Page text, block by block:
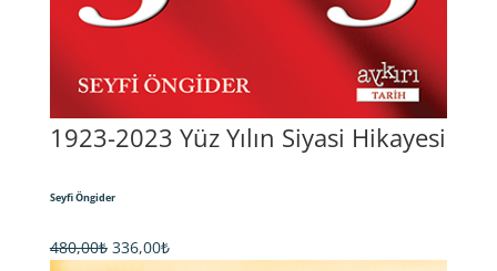
1923-2023 Yüz Yılın Siyasi Hikayesi
Seyfi Öngider
480,00₺ Orijinal
336,00₺Şu